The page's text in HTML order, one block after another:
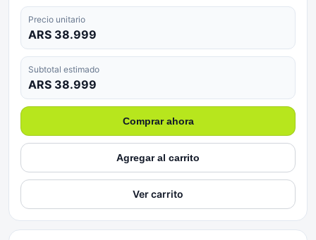
Precio unitario
ARS 38.999
Subtotal estimado
ARS 38.999
Comprar ahora
Agregar al carrito
Ver carrito